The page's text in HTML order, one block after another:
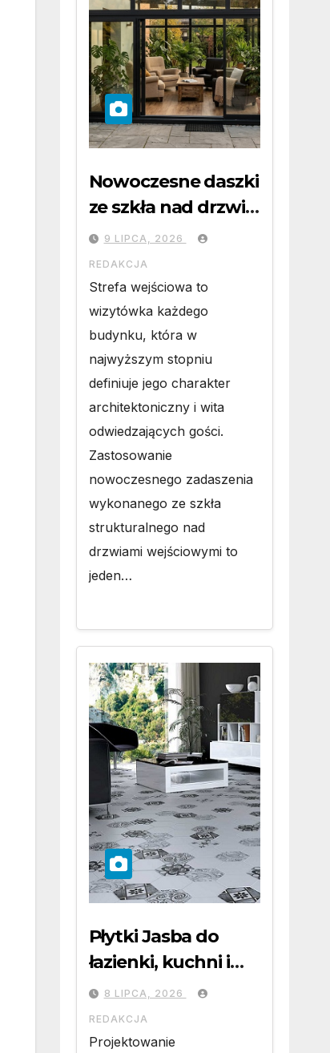
Nowoczesne daszki
ze szkła nad drzwi
wejściowe w
Białobrzegach:
Połączenie
minimalistycznej
estetyki z
bezkompromisową
ochroną wejścia
9 LIPCA, 2026
REDAKCJA
Strefa wejściowa to
wizytówka każdego
budynku, która w
najwyższym stopniu
definiuje jego charakter
architektoniczny i wita
odwiedzających gości.
Zastosowanie
nowoczesnego zadaszenia
wykonanego ze szkła
strukturalnego nad
drzwiami wejściowymi to
jeden…
Płytki Jasba do
łazienki, kuchni i
salonu: Niemiecka
precyzja, unikalna
mozaika i
8 LIPCA, 2026
REDAKCJA
Projektowanie